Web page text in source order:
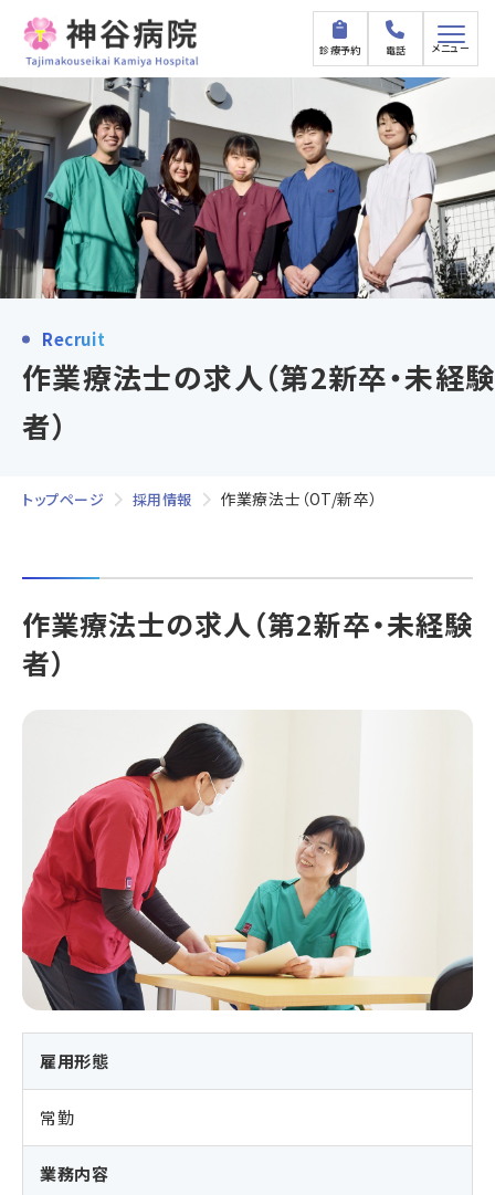
診療予約 電話 メニュー
Recruit
作業療法士の求人（第2新卒・未経験
者）
トップページ 採用情報 作業療法士（OT/新卒）
作業療法士の求人（第2新卒・未経験
者）
雇用形態
常勤
業務内容